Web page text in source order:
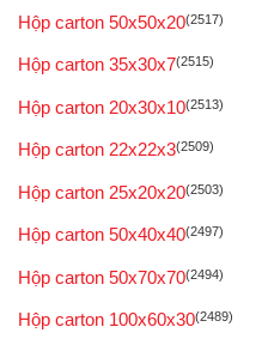
Hộp carton 50x50x20(2517)
Hộp carton 35x30x7(2515)
Hộp carton 20x30x10(2513)
Hộp carton 22x22x3(2509)
Hộp carton 25x20x20(2503)
Hộp carton 50x40x40(2497)
Hộp carton 50x70x70(2494)
Hộp carton 100x60x30(2489)